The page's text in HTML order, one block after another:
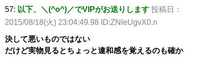
57: 以下、＼(^o^)／でVIPがお送りします 投稿日：
2015/08/18(火) 23:04:49.98 ID:ZNleUgvX0.n
決して悪いものではない
だけど実物見るとちょっと違和感を覚えるのも確か